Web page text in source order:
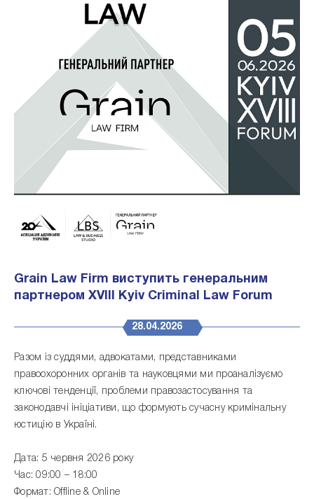
Grain Law Firm виступить генеральним
партнером XVIII Kyiv Criminal Law Forum
28.04.2026
Разом із суддями, адвокатами, представниками
правоохоронних органів та науковцями ми проаналізуємо
ключові тенденції, проблеми правозастосування та
законодавчі ініціативи, що формують сучасну кримінальну
юстицію в Україні.
Дата: 5 червня 2026 року
Час: 09:00 – 18:00
Формат: Offline & Online